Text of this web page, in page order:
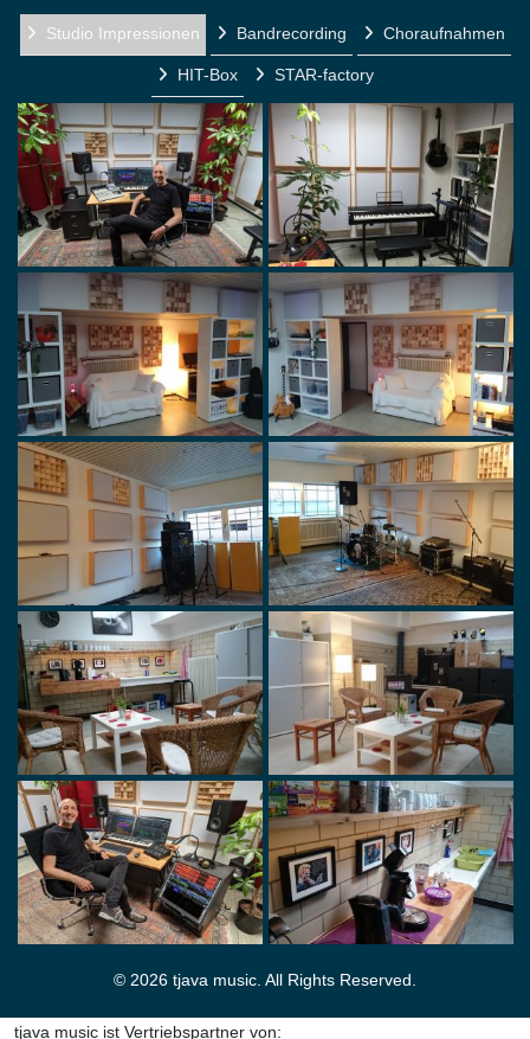
Studio Impressionen Bandrecording Choraufnahmen
HIT-Box STAR-factory
© 2026 tjava music. All Rights Reserved.
tjava music ist Vertriebspartner von: